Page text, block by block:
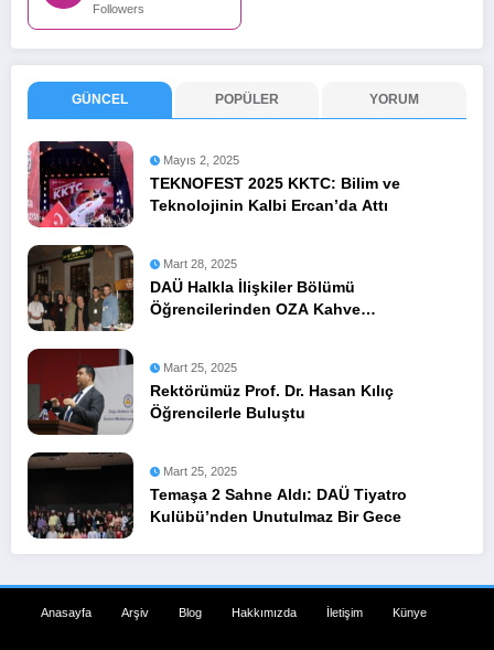
Followers
GÜNCEL POPÜLER YORUM
Mayıs 2, 2025
TEKNOFEST 2025 KKTC: Bilim ve
Teknolojinin Kalbi Ercan’da Attı
Mart 28, 2025
DAÜ Halkla İlişkiler Bölümü
Öğrencilerinden OZA Kahve
Mart 25, 2025
Rektörümüz Prof. Dr. Hasan Kılıç
Öğrencilerle Buluştu
Mart 25, 2025
Temaşa 2 Sahne Aldı: DAÜ Tiyatro
Kulübü’nden Unutulmaz Bir Gece
Anasayfa Arşiv Blog Hakkımızda İletişim Künye